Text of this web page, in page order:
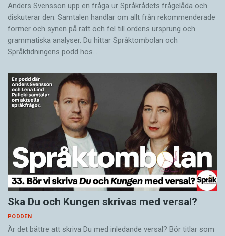
Anders Svensson upp en fråga ur Språkrådets frågelåda och
diskuterar den. Samtalen handlar om allt från rekommenderade
former och synen på rätt och fel till ordens ursprung och
grammatiska analyser. Du hittar Språktombolan och
Språktidningens podd hos…
Ska Du och Kungen skrivas med versal?
PODDEN
Är det bättre att skriva Du med inledande versal? Bör titlar som